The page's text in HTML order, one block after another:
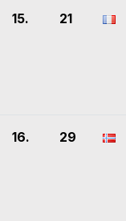
15. 21
16. 29